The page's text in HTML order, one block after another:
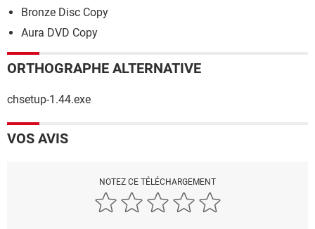
Bronze Disc Copy
Aura DVD Copy
ORTHOGRAPHE ALTERNATIVE
chsetup-1.44.exe
VOS AVIS
NOTEZ CE TÉLÉCHARGEMENT